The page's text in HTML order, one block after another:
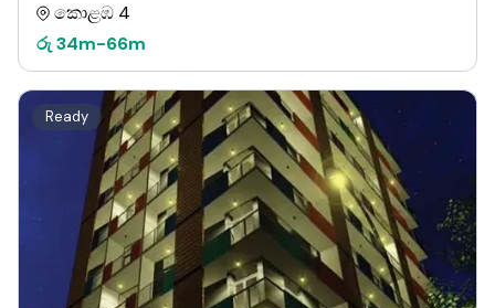
කොළඹ 4
රු 34m-66m
Ready